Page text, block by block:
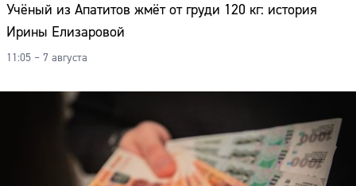
Учёный из Апатитов жмёт от груди 120 кг: история
Ирины Елизаровой
11:05 – 7 августа